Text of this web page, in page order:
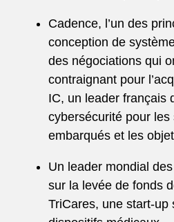
Cadence, l’un des
conception de
des négociations qui
contraignant pour
IC, un leader français
cybersécurité pour les
embarqués et les
Un leader mondial
sur la levée de fonds
TriCares, une start-up